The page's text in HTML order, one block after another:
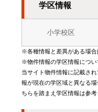
学区情報
小学校区
※各種情報と差異がある場
※物件情報の学区情報につい
当サイト物件情報に記載さ
報が現在の学区域と異なる
ちらを踏まえ学区情報は参考